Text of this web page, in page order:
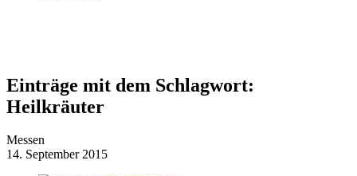
Einträge mit dem Schlagwort:
Heilkräuter
Messen
14. September 2015